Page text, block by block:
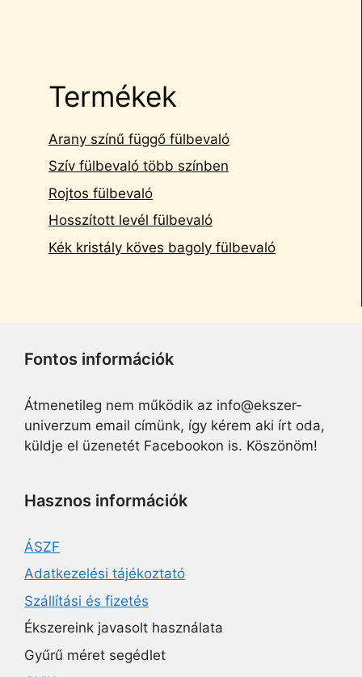
Termékek
Arany színű függő fülbevaló
Szív fülbevaló több színben
Rojtos fülbevaló
Hosszított levél fülbevaló
Kék kristály köves bagoly fülbevaló
Fontos információk
Átmenetileg nem működik az info@ekszer-
univerzum email címünk, így kérem aki írt oda,
küldje el üzenetét Facebookon is. Köszönöm!
Hasznos információk
ÁSZF
Adatkezelési tájékoztató
Szállítási és fizetés
Ékszereink javasolt használata
Gyűrű méret segédlet